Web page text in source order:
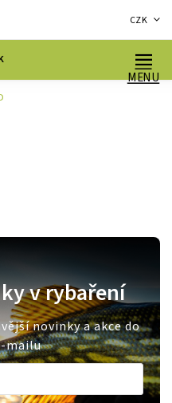
CZK
v rybaření
novinky a akce do
mailu